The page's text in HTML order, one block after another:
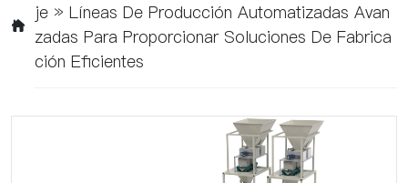
Je » Líneas De Producción Automatizadas Avan
Zadas Para Proporcionar Soluciones De Fabrica
Ción Eficientes